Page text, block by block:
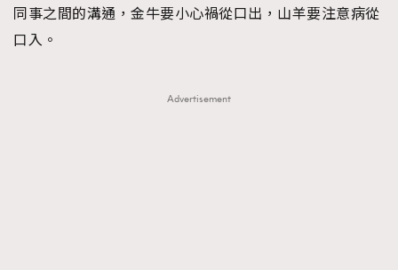
同事之間的溝通，金牛要小心禍從口出，山羊要注意病從
口入。
Advertisement